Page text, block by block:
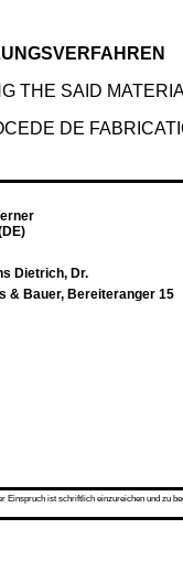
THE SAID
DE
Dietrich, Dr.
& Bauer, Bereiteranger 15
ist schriftlich einzureichen und zu